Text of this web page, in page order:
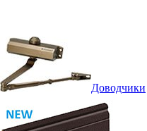
Доводчики